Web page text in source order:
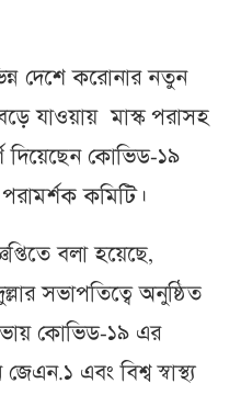
দেশে করোনার নতুন
যাওয়ায় মাস্ক পরাসহ
দিয়েছেন কোভিড-১৯
কমিটি।
বলা হয়েছে,
সভাপতিত্বে অনুষ্ঠিত
কোভিড-১৯ এর
এবং বিশ্ব স্বাস্থ্য